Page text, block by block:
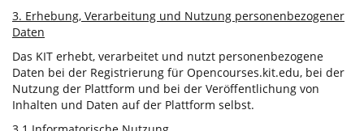
3. Erhebung, Verarbeitung und Nutzung personenbezogener
Daten
Das KIT erhebt, verarbeitet und nutzt personenbezogene
Daten bei der Registrierung für Opencourses.kit.edu, bei der
Nutzung der Plattform und bei der Veröffentlichung von
Inhalten und Daten auf der Plattform selbst.